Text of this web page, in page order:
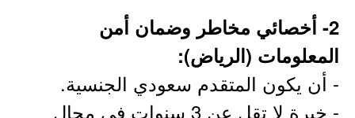
2- أخصائي مخاطر وضمان أمن
المعلومات (الرياض):
- أن يكون المتقدم سعودي الجنسية.
- خبرة لا تقل عن 3 سنوات في مجال